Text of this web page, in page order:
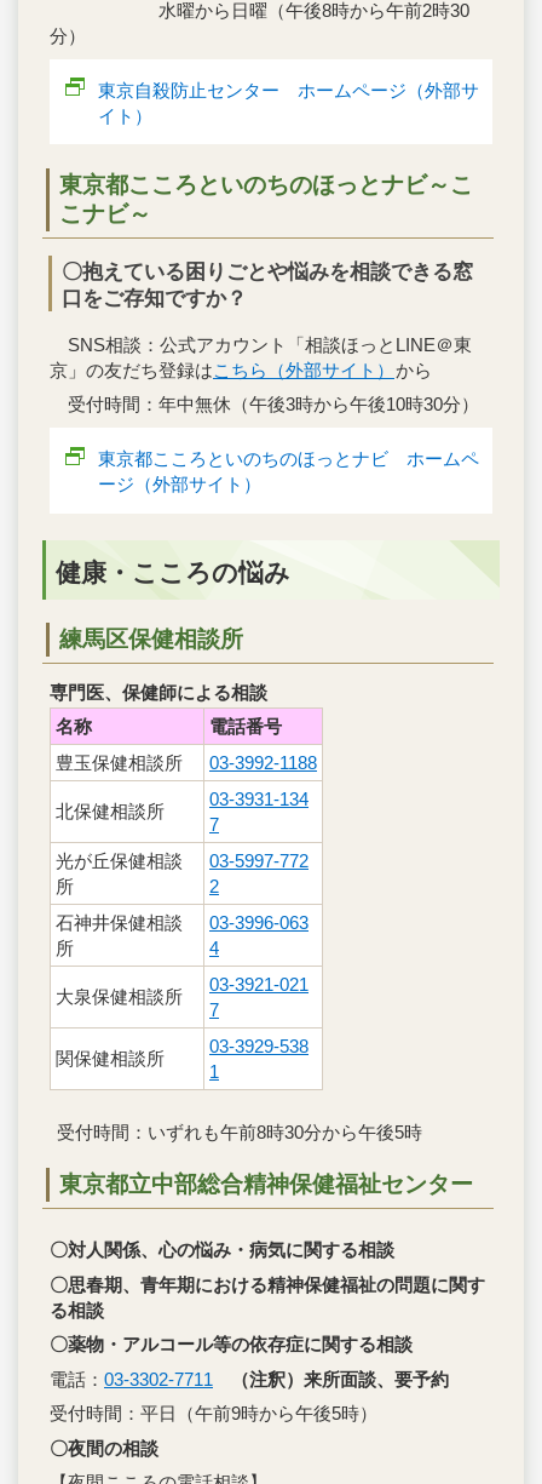
水曜から日曜（午後8時から午前2時30
分）
東京自殺防止センター ホームページ（外部サ
イト）
東京都こころといのちのほっとナビ～こ
こナビ～
〇抱えている困りごとや悩みを相談できる窓
口をご存知ですか？
SNS相談：公式アカウント「相談ほっとLINE＠東
京」の友だち登録はこちら（外部サイト） から
受付時間：年中無休（午後3時から午後10時30分）
東京都こころといのちのほっとナビ ホームペ
ージ（外部サイト）
健康・こころの悩み
練馬区保健相談所
専門医、保健師による相談
名称
電話番号
豊玉保健相談所
03-3992-1188
北保健相談所
03-3931-134
7
光が丘保健相談
所
03-5997-772
2
石神井保健相談
所
03-3996-063
4
大泉保健相談所
03-3921-021
7
関保健相談所
03-3929-538
1
受付時間：いずれも午前8時30分から午後5時
東京都立中部総合精神保健福祉センター
〇対人関係、心の悩み・病気に関する相談
〇思春期、青年期における精神保健福祉の問題に関す
る相談
〇薬物・アルコール等の依存症に関する相談
電話： 03-3302-7711
（注釈）来所面談、要予約
受付時間：平日（午前9時から午後5時）
〇夜間の相談